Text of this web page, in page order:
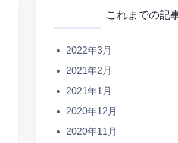
これまでの記
2022年3月
2021年2月
2021年1月
2020年12月
2020年11月